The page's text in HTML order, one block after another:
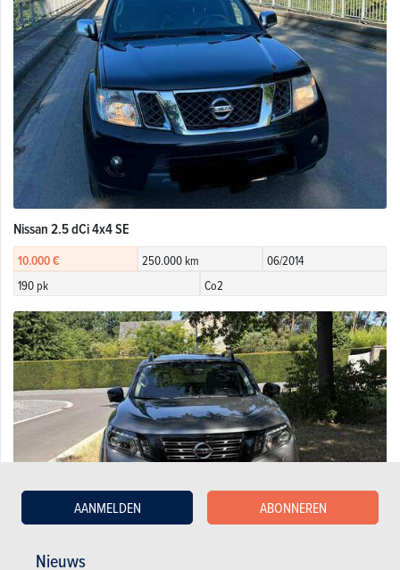
Nieuws
AANMELDEN ABONNEREN
Nissan 2.5 dCi 4x4 SE
10.000 € 250.000 km
06/2014
190 pk
Co2